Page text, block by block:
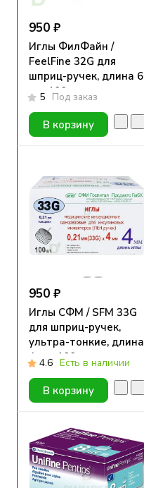
950 ₽
Иглы ФилФайн /
FeelFine 32G для
шприц-ручек, длина 6
мм, 100 шт.
5 Под заказ
В корзину
950 ₽
Иглы СФМ / SFM 33G
для шприц-ручек,
ультра-тонкие, длина
4 мм, 100 шт.
4.6 Есть в наличии
В корзину